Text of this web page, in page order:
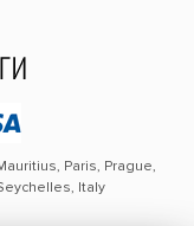
Paris, Prague,
Italy